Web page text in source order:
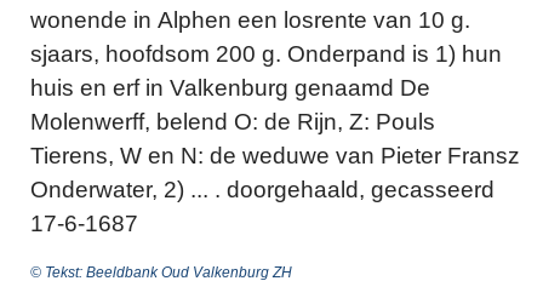
wonende in Alphen een losrente van 10 g.
sjaars, hoofdsom 200 g. Onderpand is 1) hun
huis en erf in Valkenburg genaamd De
Molenwerff, belend O: de Rijn, Z: Pouls
Tierens, W en N: de weduwe van Pieter Fransz
Onderwater, 2) ... . doorgehaald, gecasseerd
17-6-1687
© Tekst: Beeldbank Oud Valkenburg ZH